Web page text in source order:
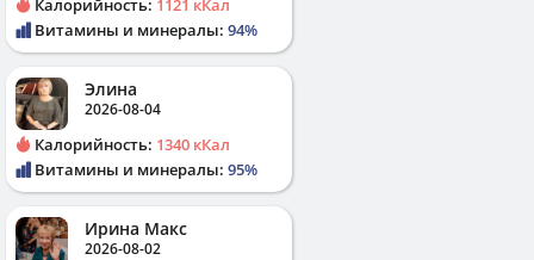
Калорийность: 1121 кКал
Витамины и минералы: 94%
Элина
2026-08-04
Калорийность: 1340 кКал
Витамины и минералы: 95%
Ирина Макс
2026-08-02